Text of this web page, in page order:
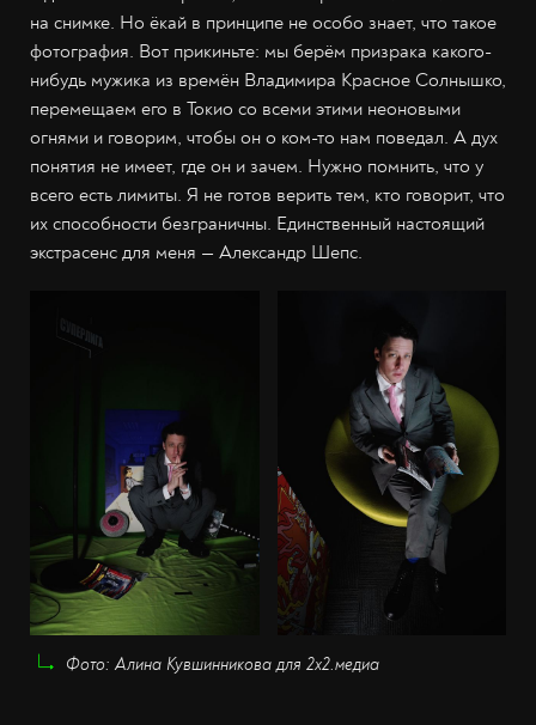
на снимке. Но ёкай в принципе не особо знает, что такое
фотография. Вот прикиньте: мы берём призрака какого-
нибудь мужика из времён Владимира Красное Солнышко,
перемещаем его в Токио со всеми этими неоновыми
огнями и говорим, чтобы он о ком-то нам поведал. А дух
понятия не имеет, где он и зачем. Нужно помнить, что у
всего есть лимиты. Я не готов верить тем, кто говорит, что
их способности безграничны. Единственный настоящий
экстрасенс для меня — Александр Шепс.
Фото: Алина Кувшинникова для 2х2.медиа